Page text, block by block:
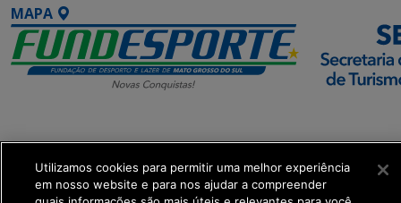
MAPA
Executiva de
Transformação Digital
Utilizamos cookies para permitir uma melhor experiência
em nosso website e para nos ajudar a compreender